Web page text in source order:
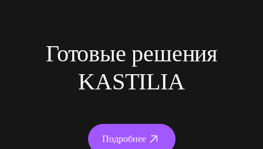
Готовые решения
KASTILIA
Подробнее